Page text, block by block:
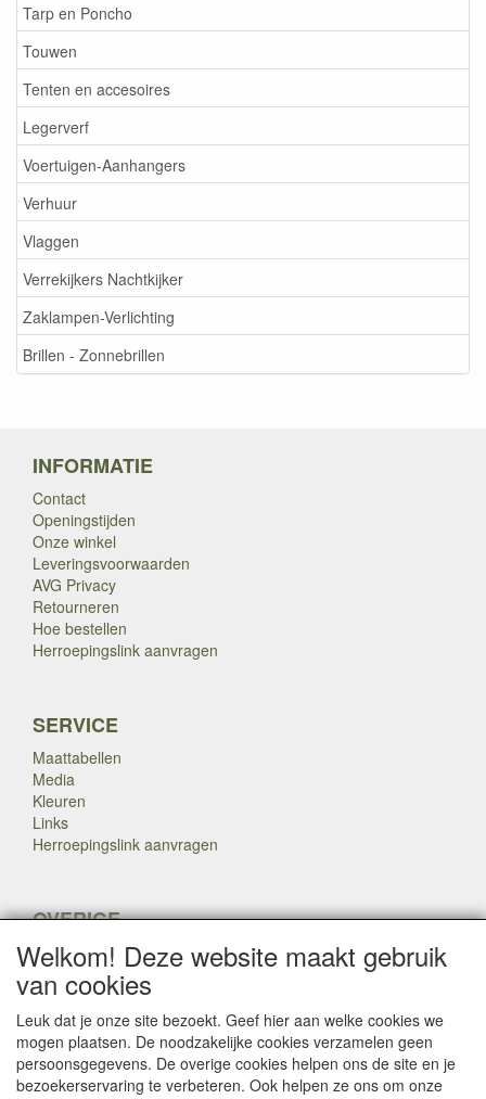
Tarp en Poncho
Touwen
Tenten en accesoires
Legerverf
Voertuigen-Aanhangers
Verhuur
Vlaggen
Verrekijkers Nachtkijker
Zaklampen-Verlichting
Brillen - Zonnebrillen
INFORMATIE
Contact
Openingstijden
Onze winkel
Leveringsvoorwaarden
AVG Privacy
Retourneren
Hoe bestellen
Herroepingslink aanvragen
SERVICE
Maattabellen
Media
Kleuren
Links
Herroepingslink aanvragen
OVERIGE
Veteranen
Nieuws
Inkoop
Herroepingslink aanvragen
Copyright Dump Company2009-2025 Webmaster: Dump
Welkom! Deze website maakt gebruik
van cookies
Leuk dat je onze site bezoekt. Geef hier aan welke cookies we
mogen plaatsen. De noodzakelijke cookies verzamelen geen
persoonsgegevens. De overige cookies helpen ons de site en je
bezoekerservaring te verbeteren. Ook helpen ze ons om onze